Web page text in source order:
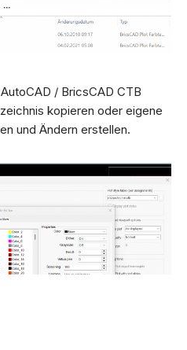
/ BricsCAD CTB
kopieren oder eigene
und Ändern erstellen.